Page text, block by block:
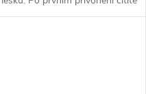
sušené ovoce a včelí vosk, za